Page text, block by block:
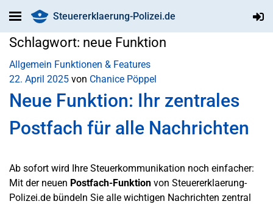
Steuererklaerung-Polizei.de
Schlagwort: neue Funktion
Allgemein Funktionen & Features
22. April 2025 von Chanice Pöppel
Neue Funktion: Ihr zentrales
Postfach für alle Nachrichten
Ab sofort wird Ihre Steuerkommunikation noch einfacher:
Mit der neuen Postfach-Funktion von Steuererklaerung-
Polizei.de bündeln Sie alle wichtigen Nachrichten zentral